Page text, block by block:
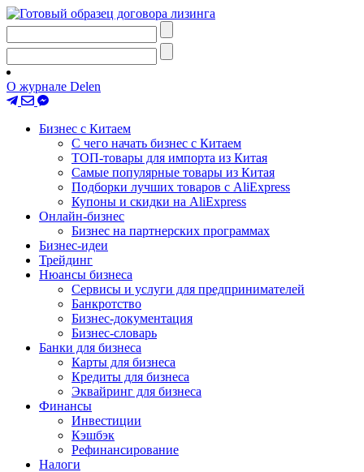
О журнале Delen
Бизнес с Китаем
С чего начать бизнес с Китаем
ТОП-товары для импорта из Китая
Самые популярные товары из Китая
Подборки лучших товаров с AliExpress
Купоны и скидки на AliExpress
Онлайн-бизнес
Бизнес на партнерских программах
Бизнес-идеи
Трейдинг
Нюансы бизнеса
Сервисы и услуги для предпринимателей
Банкротство
Бизнес-документация
Бизнес-словарь
Банки для бизнеса
Карты для бизнеса
Кредиты для бизнеса
Эквайринг для бизнеса
Финансы
Инвестиции
Кэшбэк
Рефинансирование
Налоги